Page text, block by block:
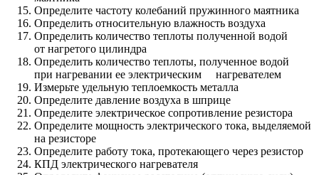
Определите частоту колебаний пружинного маятника
Определить относительную влажность воздуха
Определить количество теплоты полученной водой
от нагретого цилиндра
Определить количество теплоты, полученное водой
при нагревании ее электрическим нагревателем
Измерьте удельную теплоемкость металла
Определите давление воздуха в шприце
Определите электрическое сопротивление резистора
Определите мощность электрического тока, выделяемой
на резисторе
Определите работу тока, протекающего через резистор
КПД электрического нагревателя